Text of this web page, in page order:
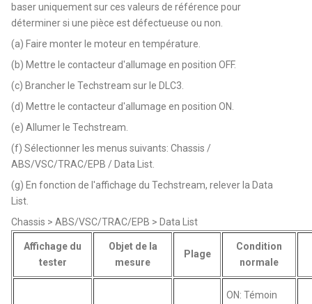
baser uniquement sur ces valeurs de référence pour
déterminer si une pièce est défectueuse ou non.
(a) Faire monter le moteur en température.
(b) Mettre le contacteur d'allumage en position OFF.
(c) Brancher le Techstream sur le DLC3.
(d) Mettre le contacteur d'allumage en position ON.
(e) Allumer le Techstream.
(f) Sélectionner les menus suivants: Chassis /
ABS/VSC/TRAC/EPB / Data List.
(g) En fonction de l'affichage du Techstream, relever la Data
List.
Chassis > ABS/VSC/TRAC/EPB > Data List
Affichage du
tester
Objet de la
mesure
Plage
Condition
normale
ON: Témoin